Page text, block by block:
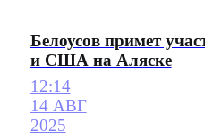
Белоусов примет
и США на Аляске
12:14
14 АВГ
2025